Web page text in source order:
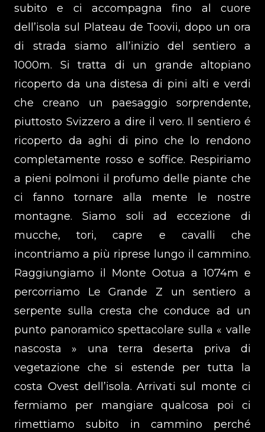
subito e ci accompagna fino al cuore
dell’isola sul Plateau de Toovii, dopo un ora
di strada siamo all’inizio del sentiero a
1000m. Si tratta di un grande altopiano
ricoperto da una distesa di pini alti e verdi
che creano un paesaggio sorprendente,
piuttosto Svizzero a dire il vero. Il sentiero é
ricoperto da aghi di pino che lo rendono
completamente rosso e soffice. Respiriamo
a pieni polmoni il profumo delle piante che
ci fanno tornare alla mente le nostre
montagne. Siamo soli ad eccezione di
mucche, tori, capre e cavalli che
incontriamo a più riprese lungo il cammino.
Raggiungiamo il Monte Ootua a 1074m e
percorriamo Le Grande Z un sentiero a
serpente sulla cresta che conduce ad un
punto panoramico spettacolare sulla « valle
nascosta » una terra deserta priva di
vegetazione che si estende per tutta la
costa Ovest dell’isola. Arrivati sul monte ci
fermiamo per mangiare qualcosa poi ci
rimettiamo subito in cammino perché